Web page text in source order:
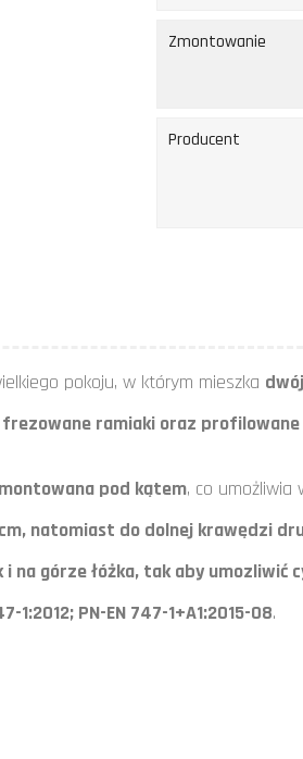
Zmontowanie
Producent
pokoju, w którym mieszka
frezowane ramiaki oraz profilowane
pod kątem, co umożliwia
natomiast do dolnej krawędzi
górze łóżka, tak aby umozliwić
1:2012; PN-EN 747-1+A1:2015-08.